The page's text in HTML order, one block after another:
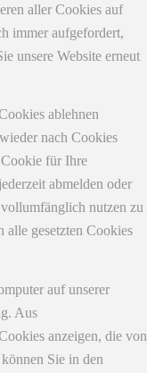
aller Cookies auf
immer aufgefordert,
unsere Website erneut
ablehnen
nach Cookies
Cookie für Ihre
abmelden oder
nutzen zu
alle gesetzten Cookies
auf unserer
Aus
anzeigen, die von
Sie in den